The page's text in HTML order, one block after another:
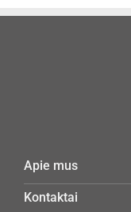
Apie mus
Kontaktai